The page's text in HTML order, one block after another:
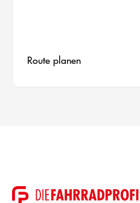
Route planen